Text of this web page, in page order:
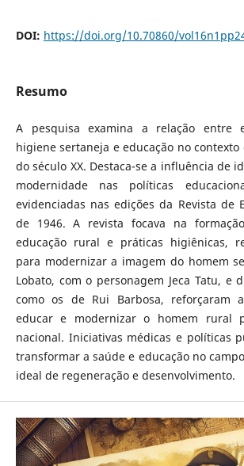
DOI: https://doi.org/10.70860/
Resumo
A pesquisa examina a relação entre
higiene sertaneja e educação no contexto
do século XX. Destaca-se a influência de
modernidade nas políticas
evidenciadas nas edições da Revista de
de 1946. A revista focava na
educação rural e práticas higiênicas,
para modernizar a imagem do homem
Lobato, com o personagem Jeca Tatu, e
como os de Rui Barbosa, reforçaram
educar e modernizar o homem rural
nacional. Iniciativas médicas e políticas
transformar a saúde e educação no
ideal de regeneração e desenvolvimento.